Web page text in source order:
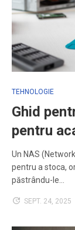
TEHNOLOGIE
Ghid
pentru
Un NAS
pentru a stoca,
păstrându-le…
SEPT. 24, 2025